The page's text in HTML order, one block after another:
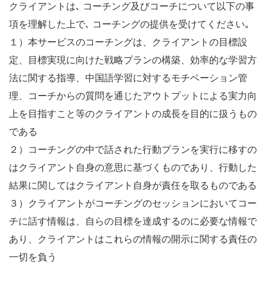
クライアントは､ コーチング及びコーチについて以下の事
項を理解した上で､ コーチングの提供を受けてください｡
１）本サービスのコーチングは、クライアントの目標設
定、目標実現に向けた戦略プランの構築、効率的な学習方
法に関する指導、中国語学習に対するモチベーション管
理、コーチからの質問を通じたアウトプットによる実力向
上を目指すこと等のクライアントの成長を目的に扱うもの
である
２）コーチングの中で話された行動プランを実行に移すの
はクライアント自身の意思に基づくものであり、行動した
結果に関してはクライアント自身が責任を取るものである
３）クライアントがコーチングのセッションにおいてコー
チに話す情報は、自らの目標を達成するのに必要な情報で
あり、クライアントはこれらの情報の開示に関する責任の
一切を負う